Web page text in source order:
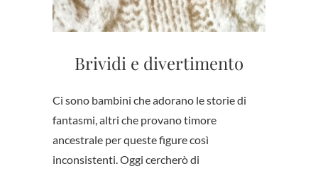
Brividi e divertimento
Ci sono bambini che adorano le storie di
fantasmi, altri che provano timore
ancestrale per queste figure così
inconsistenti. Oggi cercherò di